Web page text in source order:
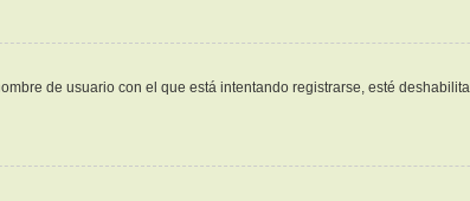
de usuario con el que está intentando registrarse, esté